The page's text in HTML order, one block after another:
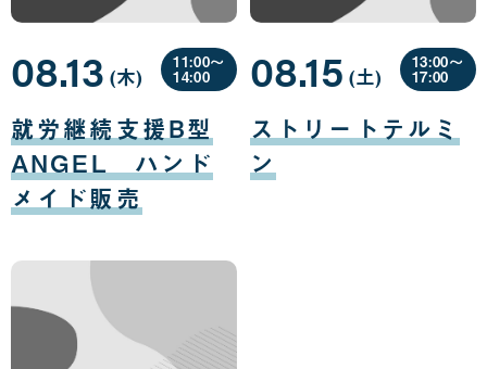
就労継続支援B型
ANGEL ハンド
メイド販売
08.13
月
13
日
(木曜
日
)
11:00〜
14:00
ストリートテルミ
ン
08.15
月
15
日
(土曜
日
)
13:00〜
17:00